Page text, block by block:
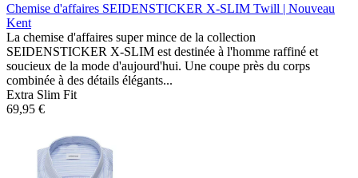
Chemise d'affaires SEIDENSTICKER X-SLIM Twill | Nouveau
Kent
La chemise d'affaires super mince de la collection
SEIDENSTICKER X-SLIM est destinée à l'homme raffiné et
soucieux de la mode d'aujourd'hui. Une coupe près du corps
combinée à des détails élégants...
Extra Slim Fit
69,95 €